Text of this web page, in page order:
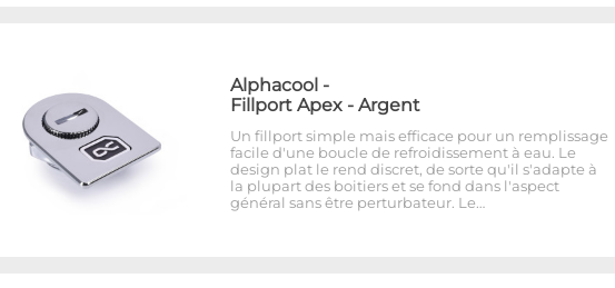
Alphacool -
Fillport Apex - Argent
Un fillport simple mais efficace pour un remplissage
facile d'une boucle de refroidissement à eau. Le
design plat le rend discret, de sorte qu'il s'adapte à
la plupart des boitiers et se fond dans l'aspect
général sans être perturbateur. Le…